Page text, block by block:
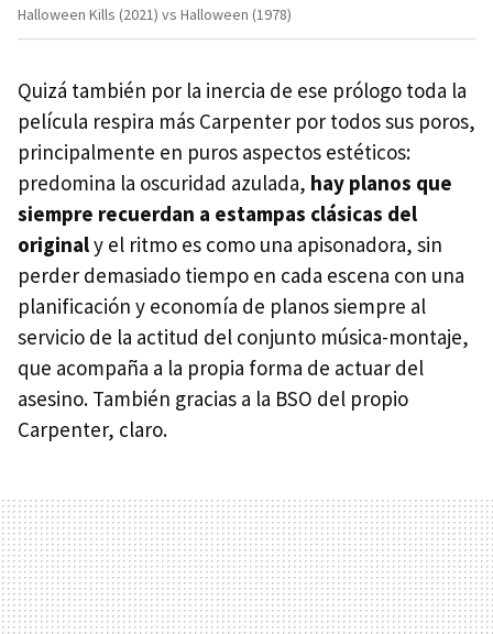
Halloween Kills (2021) vs Halloween (1978)
Quizá también por la inercia de ese prólogo toda la
película respira más Carpenter por todos sus poros,
principalmente en puros aspectos estéticos:
predomina la oscuridad azulada, hay planos que
siempre recuerdan a estampas clásicas del
originaly el ritmo es como una apisonadora, sin
perder demasiado tiempo en cada escena con una
planificación y economía de planos siempre al
servicio de la actitud del conjunto música-montaje,
que acompaña a la propia forma de actuar del
asesino. También gracias a la BSO del propio
Carpenter, claro.